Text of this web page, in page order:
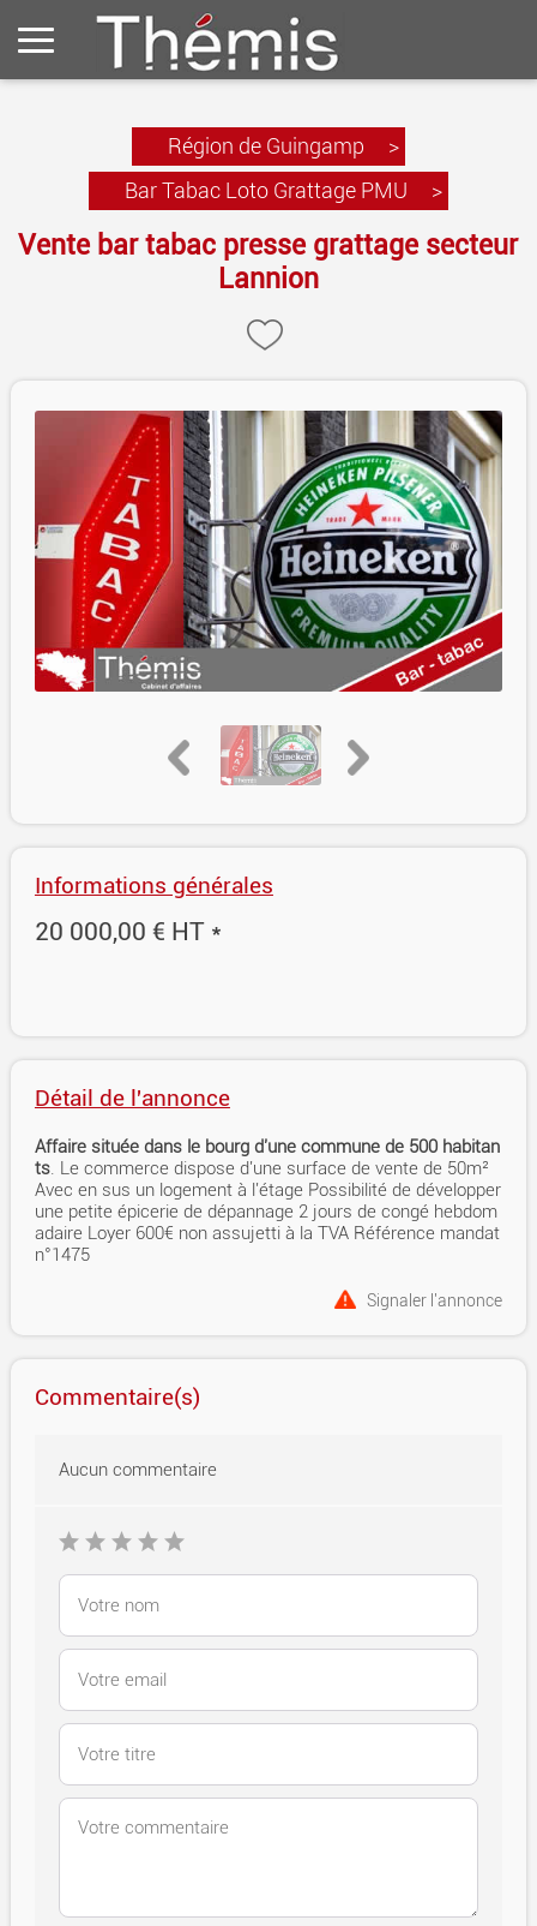
Région de Guingamp
>
Bar Tabac Loto Grattage PMU
>
Vente bar tabac presse grattage secteur
Lannion
Informations générales
20 000,00 € HT *
Détail de l'annonce
Affaire située dans le bourg d'une commune de 500 habitan
ts. Le commerce dispose d'une surface de vente de 50m²
Avec en sus un logement à l'étage Possibilité de développer
une petite épicerie de dépannage 2 jours de congé hebdom
adaire Loyer 600€ non assujetti à la TVA Référence mandat
n°1475
Signaler l'annonce
Commentaire(s)
Aucun commentaire